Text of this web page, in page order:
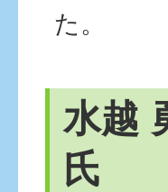
た。
水越
氏